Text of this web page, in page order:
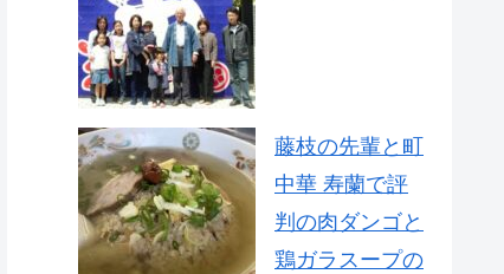
藤枝の先輩と町
中華 寿蘭で評
判の肉ダンゴと
鶏ガラスープの